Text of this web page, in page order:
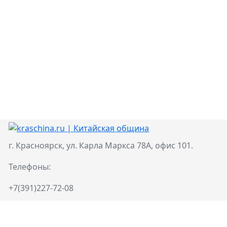
г. Красноярск, ул. Карла Маркса 78А, офис 101.
Телефоны:
+7(391)227-72-08